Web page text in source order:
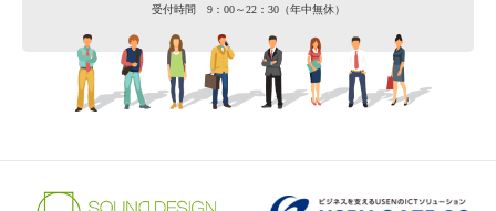
受付時間 9：00～22：30（年中無休）